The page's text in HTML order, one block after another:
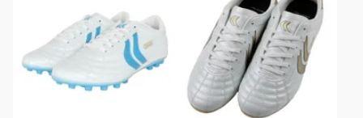
Jr.
YSD-
S25JR.001.0104
ホ